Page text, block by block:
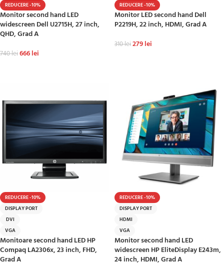
REDUCERE -10%
Monitor second hand LED
widescreen Dell U2715H, 27 inch,
QHD, Grad A
740lei666lei
REDUCERE -10%
Monitor LED second hand Dell
P2219H, 22 inch, HDMI, Grad A
310lei279lei
REDUCERE -10%
DISPLAY PORT
DVI
VGA
Monitoare second hand LED HP
Compaq LA2306x, 23 inch, FHD,
Grad A
REDUCERE -10%
DISPLAY PORT
HDMI
VGA
Monitor second hand LED
widescreen HP EliteDisplay E243m,
24 inch, HDMI, Grad A